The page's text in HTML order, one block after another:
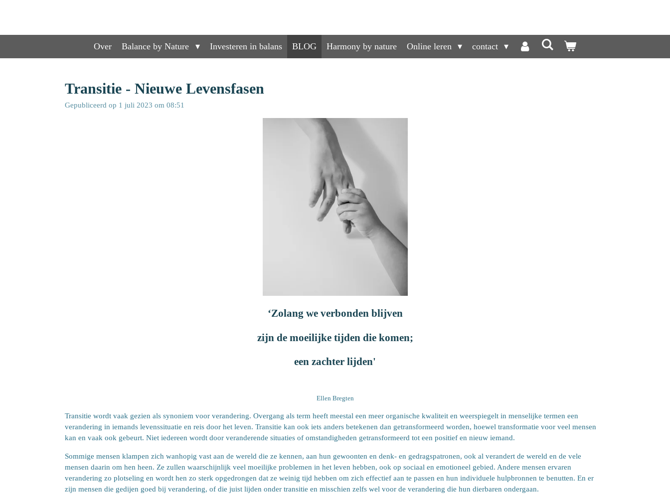
Over Balance by Nature Investeren in balans BLOG Harmony by nature Online leren contact
Transitie - Nieuwe Levensfasen
Gepubliceerd op 1 juli 2023 om 08:51
‘Zolang we verbonden blijven
zijn de moeilijke tijden die komen;
een zachter lijden'
Ellen Bregten
Transitie wordt vaak gezien als synoniem voor verandering. Overgang als term heeft meestal een meer organische kwaliteit en weerspiegelt in menselijke termen een
verandering in iemands levenssituatie en reis door het leven. Transitie kan ook iets anders betekenen dan getransformeerd worden, hoewel transformatie voor veel mensen
kan en vaak ook gebeurt. Niet iedereen wordt door veranderende situaties of omstandigheden getransformeerd tot een positief en nieuw iemand.
Sommige mensen klampen zich wanhopig vast aan de wereld die ze kennen, aan hun gewoonten en denk- en gedragspatronen, ook al verandert de wereld en de vele
mensen daarin om hen heen. Ze zullen waarschijnlijk veel moeilijke problemen in het leven hebben, ook op sociaal en emotioneel gebied. Andere mensen ervaren
verandering zo plotseling en wordt hen zo sterk opgedrongen dat ze weinig tijd hebben om zich effectief aan te passen en hun individuele hulpbronnen te benutten. En er
zijn mensen die gedijen goed bij verandering, of die juist lijden onder transitie en misschien zelfs wel voor de verandering die hun dierbaren ondergaan.